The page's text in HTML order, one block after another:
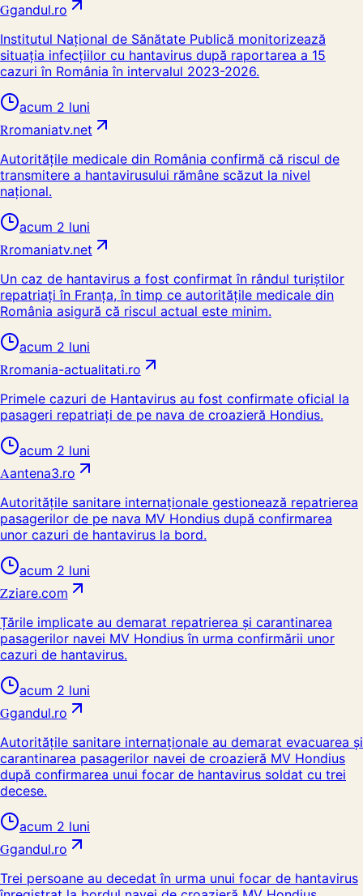
Ggandul.ro
Institutul Național de Sănătate Publică monitorizează
situația infecțiilor cu hantavirus după raportarea a 15
cazuri în România în intervalul 2023-2026.
acum 2 luni
Rromaniatv.net
Autoritățile medicale din România confirmă că riscul de
transmitere a hantavirusului rămâne scăzut la nivel
național.
acum 2 luni
Rromaniatv.net
Un caz de hantavirus a fost confirmat în rândul turiștilor
repatriați în Franța, în timp ce autoritățile medicale din
România asigură că riscul actual este minim.
acum 2 luni
Rromania-actualitati.ro
Primele cazuri de Hantavirus au fost confirmate oficial la
pasageri repatriați de pe nava de croazieră Hondius.
acum 2 luni
Aantena3.ro
Autoritățile sanitare internaționale gestionează repatrierea
pasagerilor de pe nava MV Hondius după confirmarea
unor cazuri de hantavirus la bord.
acum 2 luni
Zziare.com
Țările implicate au demarat repatrierea și carantinarea
pasagerilor navei MV Hondius în urma confirmării unor
cazuri de hantavirus.
acum 2 luni
Ggandul.ro
Autoritățile sanitare internaționale au demarat evacuarea și
carantinarea pasagerilor navei de croazieră MV Hondius
după confirmarea unui focar de hantavirus soldat cu trei
decese.
acum 2 luni
Ggandul.ro
Trei persoane au decedat în urma unui focar de hantavirus